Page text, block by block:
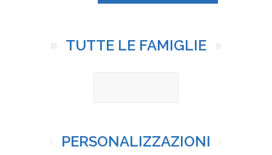
TUTTE LE FAMIGLIE
PERSONALIZZAZIONI